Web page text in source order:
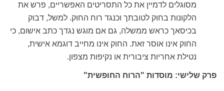
מסוגלים לדמיין את כל התסריטים האפשריים, פרש את
הלקונות בחוק לטובתך וכנגד רוח החוק. למשל, דבוק
בכיסאך כראש ממשלה, גם אם מוגש נגדך כתב אישום, כי
החוק אינו אוסר זאת. החוק אינו מחייב דוגמא אישית,
נטילת אחריות ציבורית או נקיפות מצפון.
פרק שלישי: מוסדות "הרוח החופשית"